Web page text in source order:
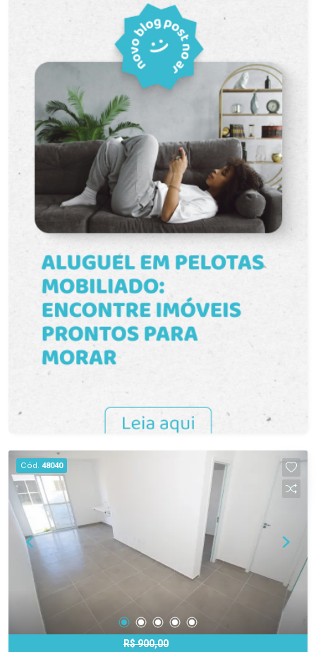
convivência, como a Praça Chimarrão e a Praça
tranquilidade, praticar atividades físicas,
aproveitar momentos de lazer e viver com mais
segurança, tudo dentro do próprio condomínio.
Entre em contato para mais informações e
agende sua visita. Venha conhecer seu novo lar!
Cód. 48040
R$ 900,00